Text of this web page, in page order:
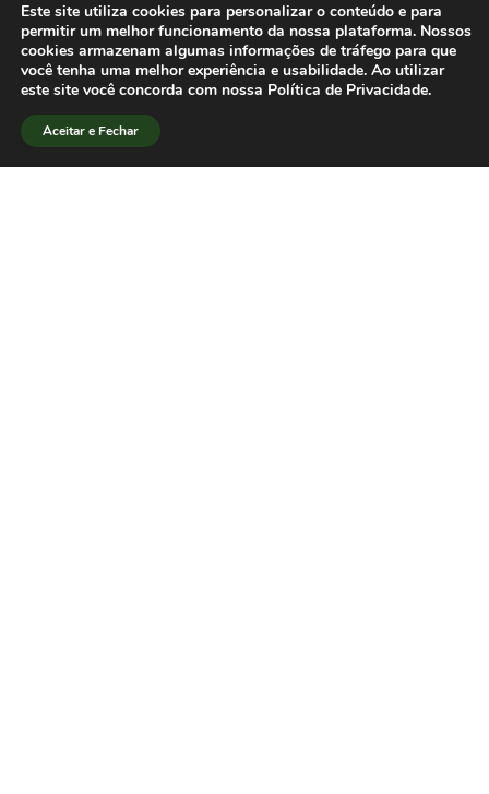
Entre as obras de referência de Rodrigo
Alsina estáLa construcción de la
noticia, publicada pela primeira vez em
1989 e reeditada em versão revista e
ampliada em 2005.[/lang_pt]
Este site utiliza cookies para personalizar o conteúdo e para
permitir um melhor funcionamento da nossa plataforma. Nossos
cookies armazenam algumas informações de tráfego para que
você tenha uma melhor experiência e usabilidade. Ao utilizar
este site você concorda com nossa Política de Privacidade.
Aceitar e Fechar